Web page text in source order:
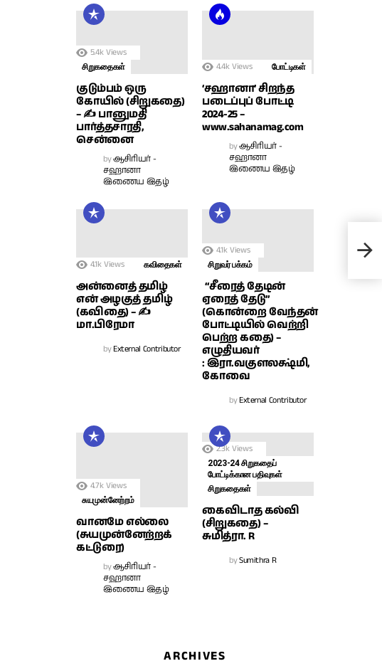
5.4k Views
சிறுகதைகள்
குடும்பம் ஒரு
கோயில் (சிறுகதை)
– ✍ பானுமதி
பார்த்தசாரதி,
சென்னை
byஆசிரியர் -
சஹானா
இணைய இதழ்
4.4k Views போட்டிகள்
‘சஹானா’ சிறந்த
படைப்புப் போட்டி
2024-25 –
www.sahanamag.com
byஆசிரியர் -
சஹானா
இணைய இதழ்
4.1k Views கவிதைகள்
அன்னைத் தமிழ்
என் அழகுத் தமிழ்
(கவிதை) – ✍
மா.பிரேமா
byExternal Contributor
4.1k Views
சிறுவர் பக்கம்
“சீரைத் தேடின்
ஏரைத் தேடு”
(கொன்றை வேந்தன்
போட்டியில் வெற்றி
பெற்ற கதை) –
எழுதியவர்
: இரா.வகுளலக்ஷ்மி,
கோவை
byExternal Contributor
4.7k Views
சுயமுன்னேற்றம்
வானமே எல்லை
(சுயமுன்னேற்றக்
கட்டுரை)
byஆசிரியர் -
சஹானா
இணைய இதழ்
2.3k Views
2023-24 சிறுகதைப்
போட்டிக்கான பதிவுகள்
சிறுகதைகள்
கைவிடாத கல்வி
(சிறுகதை) –
சுமித்ரா. R
bySumithra R
ARCHIVES